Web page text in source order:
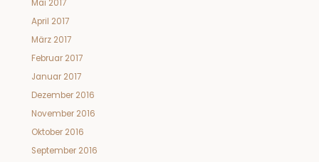
Mai 2017
April 2017
März 2017
Februar 2017
Januar 2017
Dezember 2016
November 2016
Oktober 2016
September 2016